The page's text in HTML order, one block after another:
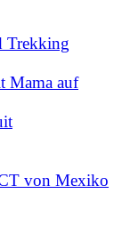
Trekking
Mama auf
von Mexiko